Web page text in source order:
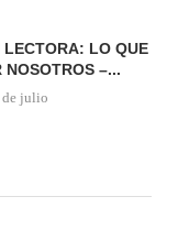
LECTORA: LO QUE
NOSOTROS –...
de julio